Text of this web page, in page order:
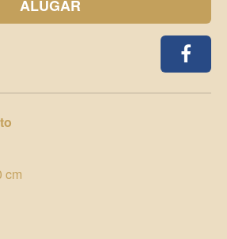
ALUGAR
cm